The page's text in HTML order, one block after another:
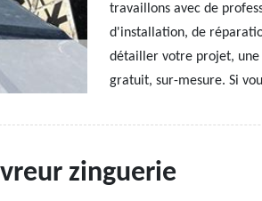
travaillons avec de
d'installation, de
détailler votre projet, une
gratuit, sur-mesure. Si
zinguerie